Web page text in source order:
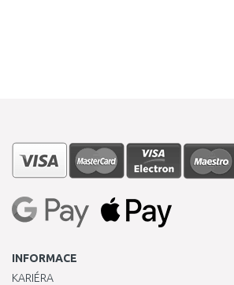
INFORMACE
KARIÉRA